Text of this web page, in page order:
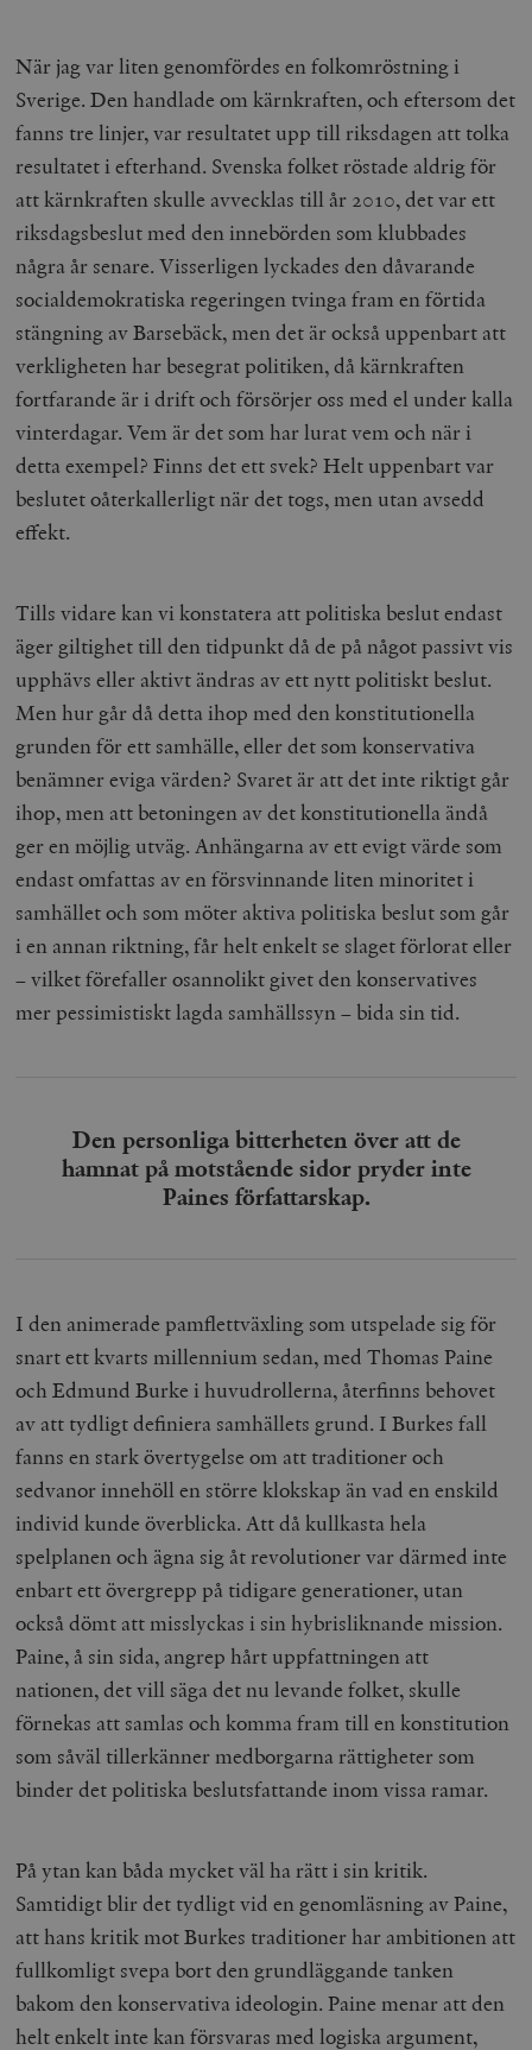
När jag var liten genomfördes en folkomröstning i
Sverige. Den handlade om kärnkraften, och eftersom det
fanns tre linjer, var resultatet upp till riksdagen att tolka
resultatet i efterhand. Svenska folket röstade aldrig för
att kärnkraften skulle avvecklas till år 2010, det var ett
riksdagsbeslut med den innebörden som klubbades
några år senare. Visserligen lyckades den dåvarande
socialdemokratiska regeringen tvinga fram en förtida
stängning av Barsebäck, men det är också uppenbart att
verkligheten har besegrat politiken, då kärnkraften
fortfarande är i drift och försörjer oss med el under kalla
vinterdagar. Vem är det som har lurat vem och när i
detta exempel? Finns det ett svek? Helt uppenbart var
beslutet oåterkallerligt när det togs, men utan avsedd
effekt.
Tills vidare kan vi konstatera att politiska beslut endast
äger giltighet till den tidpunkt då de på något passivt vis
upphävs eller aktivt ändras av ett nytt politiskt beslut.
Men hur går då detta ihop med den konstitutionella
grunden för ett samhälle, eller det som konservativa
benämner eviga värden? Svaret är att det inte riktigt går
ihop, men att betoningen av det konstitutionella ändå
ger en möjlig utväg. Anhängarna av ett evigt värde som
endast omfattas av en försvinnande liten minoritet i
samhället och som möter aktiva politiska beslut som går
i en annan riktning, får helt enkelt se slaget förlorat eller
– vilket förefaller osannolikt givet den konservatives
mer pessimistiskt lagda samhällssyn – bida sin tid.
Den personliga bitterheten över att de
hamnat på motstående sidor pryder inte
Paines författarskap.
I den animerade pamflettväxling som utspelade sig för
snart ett kvarts millennium sedan, med Thomas Paine
och Edmund Burke i huvudrollerna, återfinns behovet
av att tydligt definiera samhällets grund. I Burkes fall
fanns en stark övertygelse om att traditioner och
sedvanor innehöll en större klokskap än vad en enskild
individ kunde överblicka. Att då kullkasta hela
spelplanen och ägna sig åt revolutioner var därmed inte
enbart ett övergrepp på tidigare generationer, utan
också dömt att misslyckas i sin hybrisliknande mission.
Paine, å sin sida, angrep hårt uppfattningen att
nationen, det vill säga det nu levande folket, skulle
förnekas att samlas och komma fram till en konstitution
som såväl tillerkänner medborgarna rättigheter som
binder det politiska beslutsfattande inom vissa ramar.
På ytan kan båda mycket väl ha rätt i sin kritik.
Samtidigt blir det tydligt vid en genomläsning av Paine,
att hans kritik mot Burkes traditioner har ambitionen att
fullkomligt svepa bort den grundläggande tanken
bakom den konservativa ideologin. Paine menar att den
helt enkelt inte kan försvaras med logiska argument,